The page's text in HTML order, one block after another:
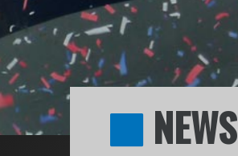
NEWS